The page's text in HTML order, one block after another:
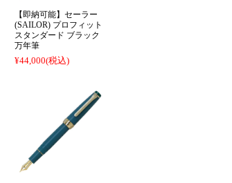
【即納可能】セーラー
(SAILOR) プロフィット
スタンダード ブラック
万年筆
¥44,000(税込)